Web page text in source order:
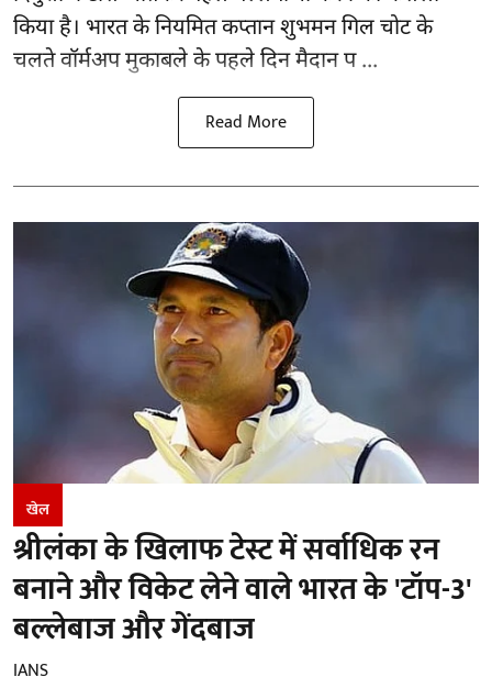
किया है। भारत के नियमित कप्तान शुभमन गिल चोट के
चलते वॉर्मअप मुकाबले के पहले दिन मैदान प ...
Read More
खेल
श्रीलंका के खिलाफ टेस्ट में सर्वाधिक रन
बनाने और विकेट लेने वाले भारत के 'टॉप-3'
बल्लेबाज और गेंदबाज
IANS